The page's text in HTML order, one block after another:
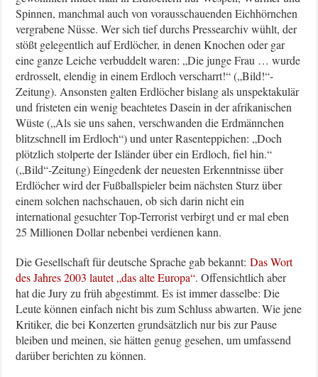
Spinnen, manchmal auch von vorausschauenden Eichhörnchen
vergrabene Nüsse. Wer sich tief durchs Pressearchiv wühlt, der
stößt gelegentlich auf Erdlöcher, in denen Knochen oder gar
eine ganze Leiche verbuddelt waren: „Die junge Frau … wurde
erdrosselt, elendig in einem Erdloch verscharrt!“ („Bild!“-
Zeitung). Ansonsten galten Erdlöcher bislang als unspektakulär
und fristeten ein wenig beachtetes Dasein in der afrikanischen
Wüste („Als sie uns sahen, verschwanden die Erdmännchen
blitzschnell im Erdloch“) und unter Rasenteppichen: „Doch
plötzlich stolperte der Isländer über ein Erdloch, fiel hin.“
(„Bild“-Zeitung) Eingedenk der neuesten Erkenntnisse über
Erdlöcher wird der Fußballspieler beim nächsten Sturz über
einem solchen nachschauen, ob sich darin nicht ein
international gesuchter Top-Terrorist verbirgt und er mal eben
25 Millionen Dollar nebenbei verdienen kann.
Die Gesellschaft für deutsche Sprache gab bekannt:Das Wort
des Jahres 2003 lautet „das alte Europa“. Offensichtlich aber
hat die Jury zu früh abgestimmt. Es ist immer dasselbe: Die
Leute können einfach nicht bis zum Schluss abwarten. Wie jene
Kritiker, die bei Konzerten grundsätzlich nur bis zur Pause
bleiben und meinen, sie hätten genug gesehen, um umfassend
darüber berichten zu können.